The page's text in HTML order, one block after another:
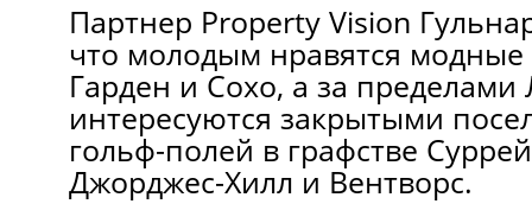
Партнер Property Vision
что молодым нравятся
Гарден и Сохо, а за
интересуются закрытыми
гольф-полей в графстве
Джорджес-Хилл и Вентворс.